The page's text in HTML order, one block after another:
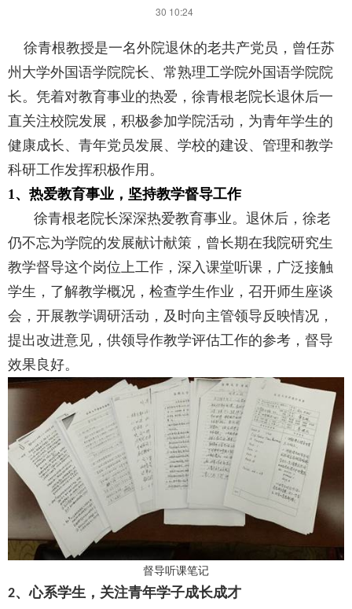
30 10:24
徐青根教授是一名外院退休的老共产党员，曾任苏
州大学外国语学院院长、常熟理工学院外国语学院院
长。 凭着对教育事业的热爱，徐青根老院长退休后一
直关注校院发展，积极参加学院活动，为青年学生的
健康成长、青年党员发展、学校的建设、管理和教学
科研工作发挥积极作用。
1、热爱教育事业，坚持教学督导工作
徐青根老院长深深热爱教育事业。退休后，徐老
仍不忘为学院的发展献计献策，曾长期在我院研究生
教学督导这个岗位上工作，深入课堂听课，广泛接触
学生，了解教学概况，检查学生作业，召开师生座谈
会，开展教学调研活动，及时向主管领导反映情况，
提出改进意见，供领导作教学评估工作的参考，督导
效果良好。
督导听课笔记
2、心系学生，关注青年学子成长成才